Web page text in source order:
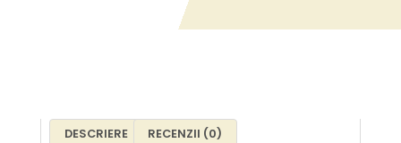
DESCRIERE RECENZII (0)